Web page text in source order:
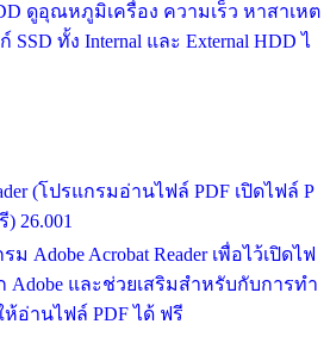
ดูอุณหภูมิเครื่อง ความเร็ว หาสาเหต
ทั้ง Internal และ External HDD ไ
(โปรแกรมอ่านไฟล์ PDF เปิดไฟล์ P
26.001
Adobe Acrobat Reader เพื่อไว้เปิดไฟ
Adobe และช่วยเสริมสำหรับกับการทำ
ห้อ่านไฟล์ PDF ได้ ฟรี